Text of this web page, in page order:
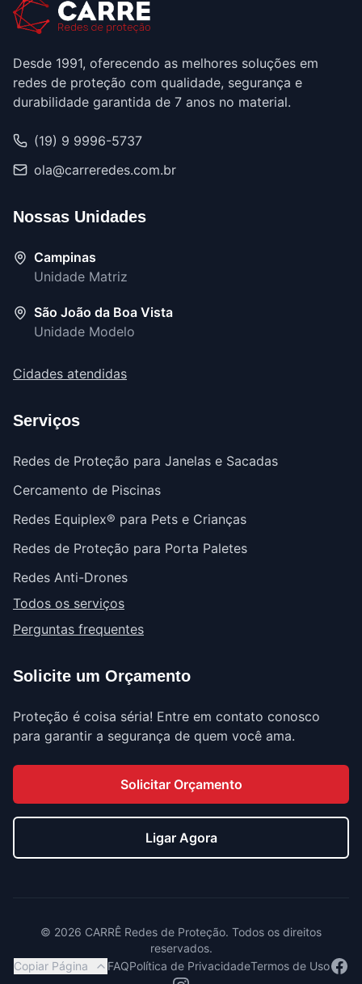
Desde 1991, oferecendo as melhores soluções em
redes de proteção com qualidade, segurança e
durabilidade garantida de 7 anos no material.
(19) 9 9996-5737
ola@carreredes.com.br
Nossas Unidades
Campinas
Unidade Matriz
São João da Boa Vista
Unidade Modelo
Cidades atendidas
Serviços
Redes de Proteção para Janelas e Sacadas
Cercamento de Piscinas
Redes Equiplex® para Pets e Crianças
Redes de Proteção para Porta Paletes
Redes Anti-Drones
Todos os serviços
Perguntas frequentes
Solicite um Orçamento
Proteção é coisa séria! Entre em contato conosco
para garantir a segurança de quem você ama.
Solicitar Orçamento
Ligar Agora
© 2026 CARRÊ Redes de Proteção. Todos os direitos
reservados.
Copiar Página
FAQPolítica de PrivacidadeTermos de Uso